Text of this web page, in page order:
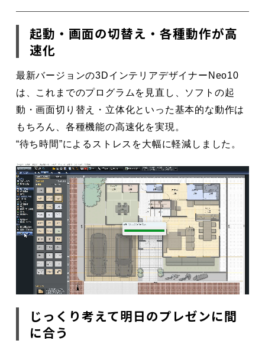
起動・画面の切替え・各種動作が高
速化
最新バージョンの3DインテリアデザイナーNeo10
は、これまでのプログラムを見直し、 ソフトの起
動・画面切り替え・立体化といった基本的な動作は
もちろん、各種機能の高速化を実現。
“待ち時間”によるストレスを大幅に軽減しました。
じっくり考えて明日のプレゼンに間
に合う